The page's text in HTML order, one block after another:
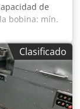
de
bobina: mín.
1.100 mm.
Akbof
Clasificado